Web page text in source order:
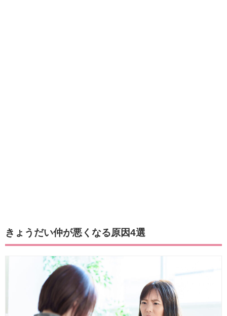
きょうだい仲が悪くなる原因4選